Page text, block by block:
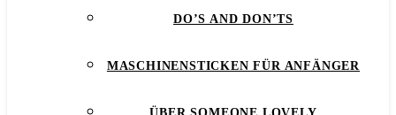
DO’S AND DON’TS
MASCHINENSTICKEN FÜR ANFÄNGER